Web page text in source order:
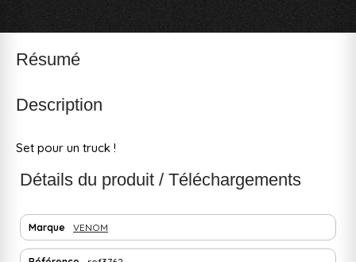
Résumé
Description
Set pour un truck !
Détails du produit / Téléchargements
Marque VENOM